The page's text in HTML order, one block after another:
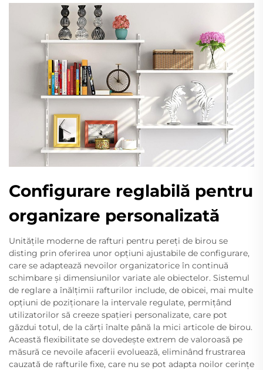
Configurare reglabilă pentru
organizare personalizată
Unitățile moderne de rafturi pentru pereți de birou se
disting prin oferirea unor opțiuni ajustabile de configurare,
care se adaptează nevoilor organizatorice în continuă
schimbare și dimensiunilor variate ale obiectelor. Sistemul
de reglare a înălțimii rafturilor include, de obicei, mai multe
opțiuni de poziționare la intervale regulate, permițând
utilizatorilor să creeze spațieri personalizate, care pot
găzdui totul, de la cărți înalte până la mici articole de birou.
Această flexibilitate se dovedește extrem de valoroasă pe
măsură ce nevoile afacerii evoluează, eliminând frustrarea
cauzată de rafturile fixe, care nu se pot adapta noilor cerințe